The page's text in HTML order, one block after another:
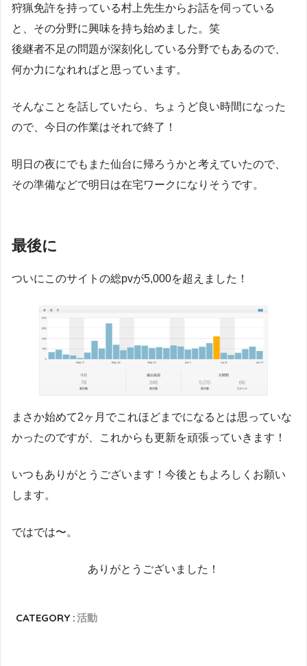
狩猟免許を持っている村上先生からお話を伺っている
と、その分野に興味を持ち始めました。笑
後継者不足の問題が深刻化している分野でもあるので、
何か力になれればと思っています。
そんなことを話していたら、ちょうど良い時間になった
ので、今日の作業はそれで終了！
明日の夜にでもまた仙台に帰ろうかと考えていたので、
その準備などで明日は在宅ワークになりそうです。
最後に
ついにこのサイトの総pvが5,000を超えました！
まさか始めて2ヶ月でこれほどまでになるとは思っていな
かったのですが、これからも更新を頑張っていきます！
いつもありがとうございます！今後ともよろしくお願い
します。
ではでは〜。
ありがとうございました！
CATEGORY :活動